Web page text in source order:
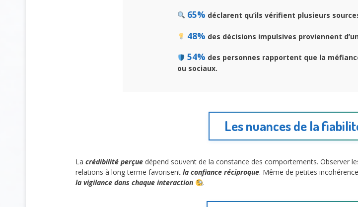
65% déclarent qu’ils vérifient plusieurs
48% des décisions impulsives proviennent
54% des personnes rapportent que la
ou sociaux.
Les nuances de la
La crédibilité perçue dépend souvent de la constance des comportements. Observer
relations à long terme favorisent la confiance réciproque. Même de petites
la vigilance dans chaque interaction
.